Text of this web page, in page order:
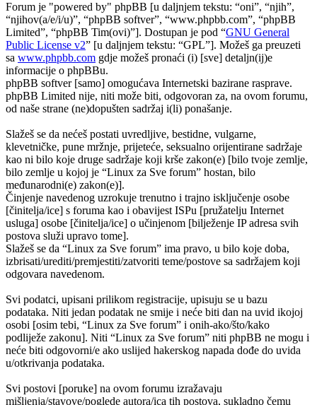
Forum je "powered by" phpBB [u daljnjem tekstu: “oni”, “njih”,
“njihov(a/e/i/u)”, “phpBB softver”, “www.phpbb.com”, “phpBB
Limited”, “phpBB Tim(ovi)”]. Dostupan je pod “GNU General
Public License v2” [u daljnjem tekstu: “GPL”]. Možeš ga preuzeti
sa www.phpbb.com gdje možeš pronaći (i) [sve] detaljn(ij)e
informacije o phpBBu.
phpBB softver [samo] omogućava Internetski bazirane rasprave.
phpBB Limited nije, niti može biti, odgovoran za, na ovom forumu,
od naše strane (ne)dopušten sadržaj i(li) ponašanje.
Slažeš se da nećeš postati uvredljive, bestidne, vulgarne,
klevetničke, pune mržnje, prijeteće, seksualno orijentirane sadržaje
kao ni bilo koje druge sadržaje koji krše zakon(e) [bilo tvoje zemlje,
bilo zemlje u kojoj je “Linux za Sve forum” hostan, bilo
međunarodni(e) zakon(e)].
Činjenje navedenog uzrokuje trenutno i trajno isključenje osobe
[činitelja/ice] s foruma kao i obavijest ISPu [pružatelju Internet
usluga] osobe [činitelja/ice] o učinjenom [bilježenje IP adresa svih
postova služi upravo tome].
Slažeš se da “Linux za Sve forum” ima pravo, u bilo koje doba,
izbrisati/urediti/premjestiti/zatvoriti teme/postove sa sadržajem koji
odgovara navedenom.
Svi podatci, upisani prilikom registracije, upisuju se u bazu
podataka. Niti jedan podatak ne smije i neće biti dan na uvid ikojoj
osobi [osim tebi, “Linux za Sve forum” i onih-ako/što/kako
podliježe zakonu]. Niti “Linux za Sve forum” niti phpBB ne mogu i
neće biti odgovorni/e ako uslijed hakerskog napada dođe do uvida
u/otkrivanja podataka.
Svi postovi [poruke] na ovom forumu izražavaju
mišljenja/stavove/poglede autora/ica tih postova, sukladno čemu